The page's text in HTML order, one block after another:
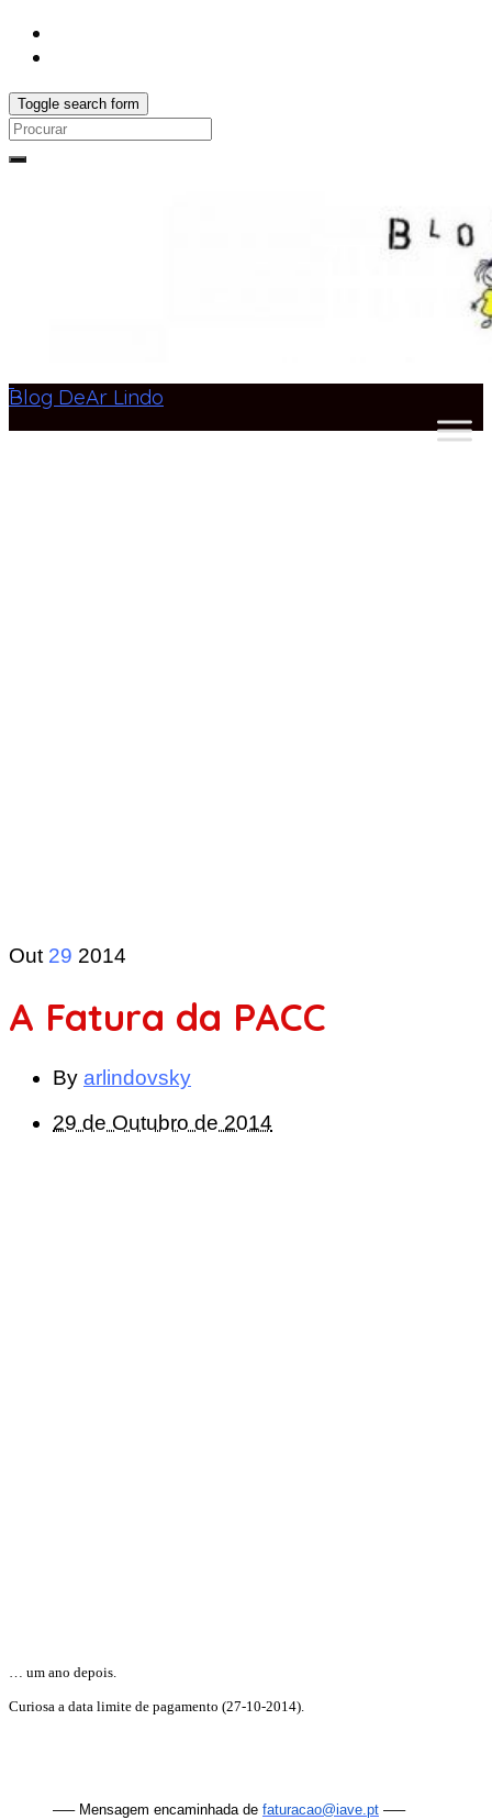
Toggle search form
Search
Blog DeAr Lindo
Out 29 2014
A Fatura da PACC
By arlindovsky
29 de Outubro de 2014
… um ano depois.
Curiosa a data limite de pagamento (27-10-2014).
—– Mensagem encaminhada de faturacao@iave.pt —–